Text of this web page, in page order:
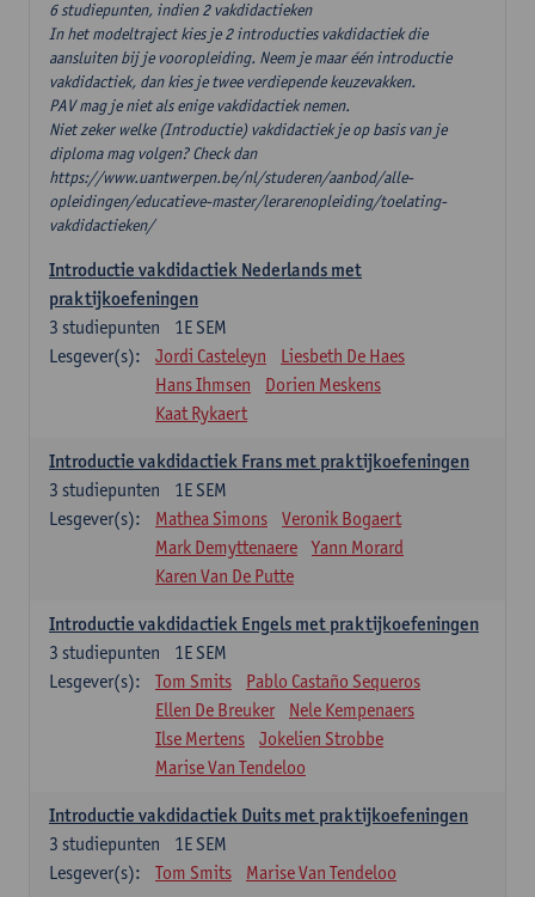
6 studiepunten, indien 2 vakdidactieken
In het modeltraject kies je 2 introducties vakdidactiek die
aansluiten bij je vooropleiding. Neem je maar één introductie
vakdidactiek, dan kies je twee verdiepende keuzevakken.
PAV mag je niet als enige vakdidactiek nemen.
Niet zeker welke (Introductie) vakdidactiek je op basis van je
diploma mag volgen? Check dan
https://www.uantwerpen.be/nl/studeren/aanbod/alle-
opleidingen/educatieve-master/lerarenopleiding/toelating-
vakdidactieken/
Introductie vakdidactiek Nederlands met
praktijkoefeningen
1E SEM
3 studiepunten
Lesgever(s):
Jordi Casteleyn
Liesbeth De Haes
Hans Ihmsen
Dorien Meskens
Kaat Rykaert
Introductie vakdidactiek Frans met praktijkoefeningen
1E SEM
3 studiepunten
Lesgever(s):
Mathea Simons
Veronik Bogaert
Mark Demyttenaere
Yann Morard
Karen Van De Putte
Introductie vakdidactiek Engels met praktijkoefeningen
1E SEM
3 studiepunten
Lesgever(s):
Tom Smits
Pablo Castaño Sequeros
Ellen De Breuker
Nele Kempenaers
Ilse Mertens
Jokelien Strobbe
Marise Van Tendeloo
Introductie vakdidactiek Duits met praktijkoefeningen
1E SEM
3 studiepunten
Lesgever(s):
Tom Smits Marise Van Tendeloo